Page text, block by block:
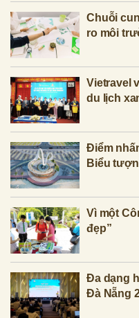
Chuỗi
ro môi
Vietravel
du lịch
Điểm
Biểu
Vì một
đẹp”
Đa dạng
Đà Nẵng